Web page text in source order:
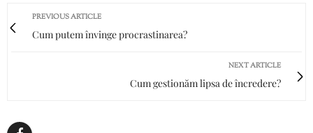
PREVIOUS ARTICLE
Cum putem învinge procrastinarea?
NEXT ARTICLE
Cum gestionăm lipsa de încredere?